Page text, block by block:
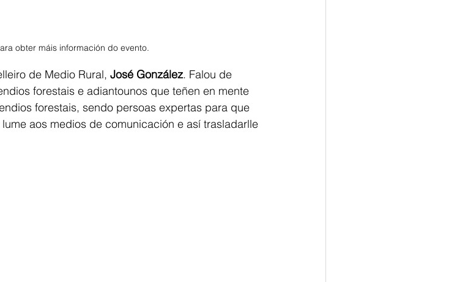
obter máis información do evento.
de Medio Rural, José González. Falou de
forestais e adiantounos que teñen en mente
forestais, sendo persoas expertas para que
aos medios de comunicación e así trasladarlle